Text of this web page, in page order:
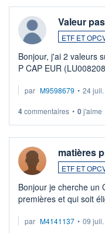
Valeur
ETF ET
Bonjour, j'ai 2 valeurs
P CAP EUR
veux procéder à la
par M9598679 • 24 juil.
4commentaires • 0j'aime
matières
ETF ET
Bonjour je cherche un
premières et qui soit
par M4141137 • 09 juil.